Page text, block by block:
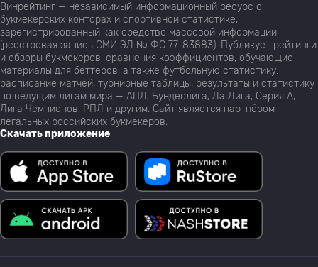
Винрейтинг — независимый информационный ресурс о
букмекерских конторах и спортивной статистике,
зарегистрированный как средство массовой информации
(реестровая запись СМИ ЭЛ № ФС 77-83883). Публикует рейтинги
и обзоры букмекеров, сравнения коэффициентов, обучающие
материалы для беттеров, а также футбольную статистику:
расписание матчей, турнирные таблицы, результаты и статистику
по ведущим лигам мира — АПЛ, Бундеслига, Ла Лига, Серия А,
Лига Чемпионов, РПЛ и другим. Сайт является партнёром
легальных российских букмекеров.
Скачать приложение